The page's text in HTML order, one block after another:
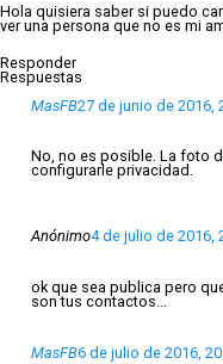
Hola quisiera saber si puedo
ver una persona que no es mi
Responder
Respuestas
MasFB27 de junio de 2016,
No, no es posible. La foto
configurarle privacidad.
Anónimo4 de julio de 2016,
ok que sea publica pero
son tus contactos...
MasFB6 de julio de 2016,